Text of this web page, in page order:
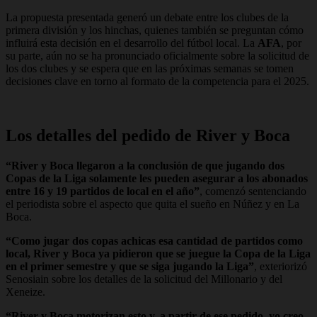
La propuesta presentada generó un debate entre los clubes de la
primera división y los hinchas, quienes también se preguntan cómo
influirá esta decisión en el desarrollo del fútbol local. La AFA, por
su parte, aún no se ha pronunciado oficialmente sobre la solicitud de
los dos clubes y se espera que en las próximas semanas se tomen
decisiones clave en torno al formato de la competencia para el 2025.
Los detalles del pedido de River y Boca
“River y Boca llegaron a la conclusión de que jugando dos
Copas de la Liga solamente les pueden asegurar a los abonados
entre 16 y 19 partidos de local en el año”, comenzó sentenciando
el periodista sobre el aspecto que quita el sueño en Núñez y en La
Boca.
“Como jugar dos copas achicas esa cantidad de partidos como
local, River y Boca ya pidieron que se juegue la Copa de la Liga
en el primer semestre y que se siga jugando la Liga”, exteriorizó
Senosiain sobre los detalles de la solicitud del Millonario y del
Xeneize.